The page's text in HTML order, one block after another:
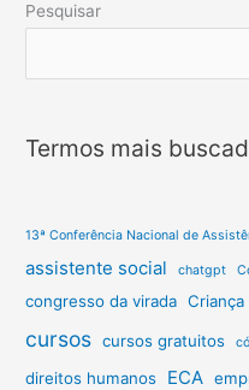
Pesquisar
Termos mais
13ª Conferência Nacional de
assistente social chatgpt
congresso da virada
cursos cursos gratuitos
direitos humanos ECA